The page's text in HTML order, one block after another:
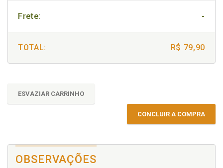
Frete: -
TOTAL: R$ 79,90
ESVAZIAR CARRINHO
CONCLUIR A COMPRA
OBSERVAÇÕES